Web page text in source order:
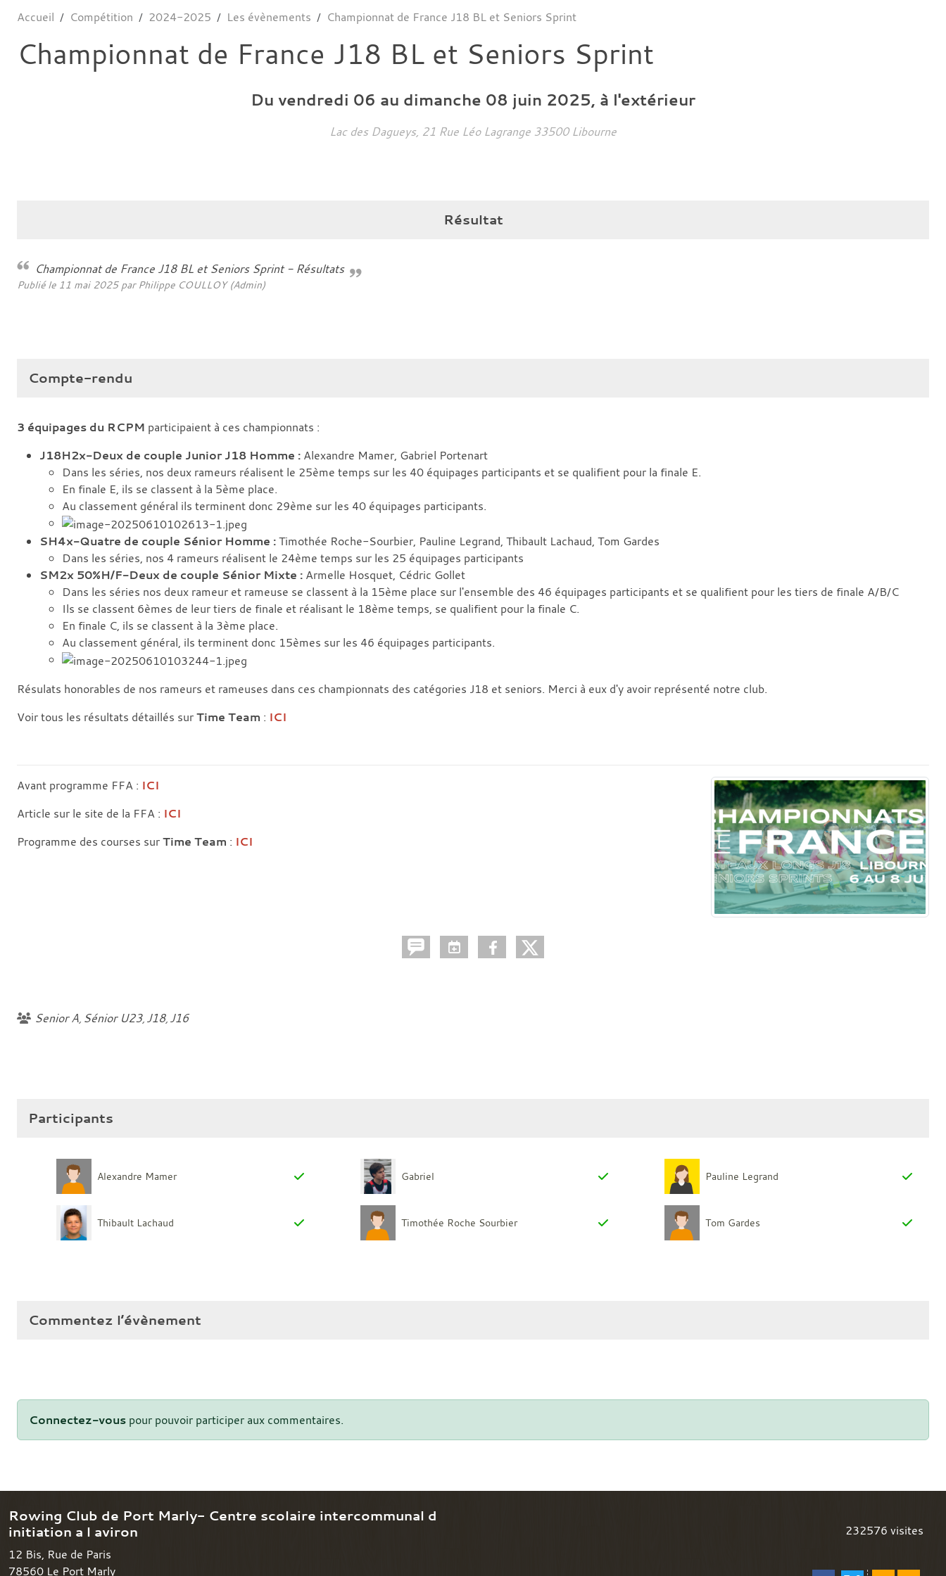
Accueil Compétition 2024-2025 Les évènements Championnat de France J18 BL et Seniors Sprint
Championnat de France J18 BL et Seniors Sprint
Du vendredi 06 au dimanche 08 juin 2025, à l'extérieur
Lac des Dagueys, 21 Rue Léo Lagrange 33500 Libourne
Résultat
Championnat de France J18 BL et Seniors Sprint - Résultats
Publié le 11 mai 2025par Philippe COULLOY (Admin)
Compte-rendu
3 équipages du RCPM participaient à ces championnats :
J18H2x-Deux de couple Junior J18 Homme : Alexandre Mamer, Gabriel Portenart
Dans les séries, nos deux rameurs réalisent le 25ème temps sur les 40 équipages participants et se qualifient pour la finale E.
En finale E, ils se classent à la 5ème place.
Au classement général ils terminent donc 29ème sur les 40 équipages participants.
SH4x-Quatre de couple Sénior Homme :Timothée Roche-Sourbier, Pauline Legrand, Thibault Lachaud, Tom Gardes
Dans les séries, nos 4 rameurs réalisent le 24ème temps sur les 25 équipages participants
SM2x 50%H/F-Deux de couple Sénior Mixte : Armelle Hosquet, Cédric Gollet
Dans les séries nos deux rameur et rameuse se classent à la 15ème place sur l'ensemble des 46 équipages participants et se qualifient pour les tiers de finale A/B/C
Ils se classent 6èmes de leur tiers de finale et réalisant le 18ème temps, se qualifient pour la finale C.
En finale C, ils se classent à la 3ème place.
Au classement général, ils terminent donc 15èmes sur les 46 équipages participants.
Résulats honorables de nos rameurs et rameuses dans ces championnats des catégories J18 et seniors. Merci à eux d'y avoir représenté notre club.
Voir tous les résultats détaillés surTime Team : ICI
Avant programme FFA : ICI
Article sur le site de la FFA : ICI
Programme des courses surTime Team : ICI
Senior A Sénior U23 J18 J16
Participants
Alexandre Mamer Gabriel Pauline Legrand
Thibault Lachaud Timothée Roche Sourbier Tom Gardes
Commentez l’évènement
Connectez-vous pour pouvoir participer aux commentaires.
Rowing Club de Port Marly- Centre scolaire intercommunal d
initiation a l aviron
12 Bis, Rue de Paris
78560 Le Port Marly
232576 visites